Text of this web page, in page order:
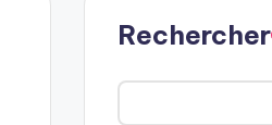
Rechercher